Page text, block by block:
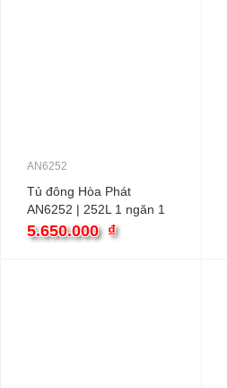
AN6252
Tủ đông Hòa Phát
AN6252 | 252L 1 ngăn 1
cánh
5.650.000 ₫